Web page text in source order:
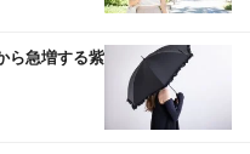
ら急増する紫